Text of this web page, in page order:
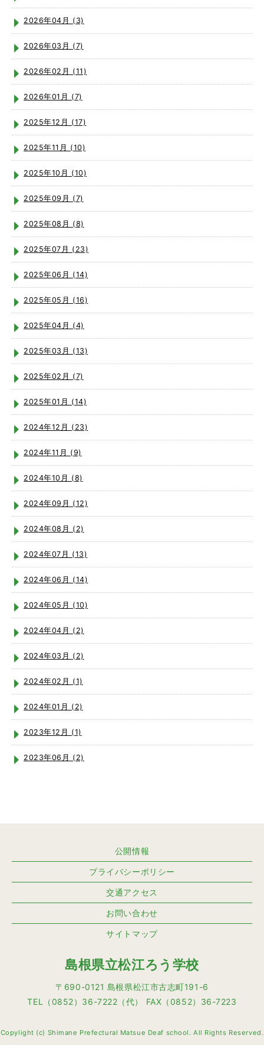
2026年04月 (3)
2026年03月 (7)
2026年02月 (11)
2026年01月 (7)
2025年12月 (17)
2025年11月 (10)
2025年10月 (10)
2025年09月 (7)
2025年08月 (8)
2025年07月 (23)
2025年06月 (14)
2025年05月 (16)
2025年04月 (4)
2025年03月 (13)
2025年02月 (7)
2025年01月 (14)
2024年12月 (23)
2024年11月 (9)
2024年10月 (8)
2024年09月 (12)
2024年08月 (2)
2024年07月 (13)
2024年06月 (14)
2024年05月 (10)
2024年04月 (2)
2024年03月 (2)
2024年02月 (1)
2024年01月 (2)
2023年12月 (1)
2023年06月 (2)
公開情報
プライバシーポリシー
交通アクセス
お問い合わせ
サイトマップ
島根県立松江ろう学校
〒690-0121 島根県松江市古志町191-6
TEL（0852）36-7222（代） FAX（0852）36-7223
Copylight (c) Shimane Prefectural Matsue Deaf school. All Rights Reserved.